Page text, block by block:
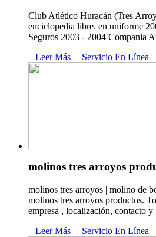
Club Atlético Huracán (Tres
enciclopedia libre. en uniforme
Seguros 2003 - 2004 Compania
Leer Más
Servicio En Línea
molinos tres arroyos
molinos tres arroyos | molino de
molinos tres arroyos productos.
empresa , localización, contacto y
Leer Más
Servicio En Línea